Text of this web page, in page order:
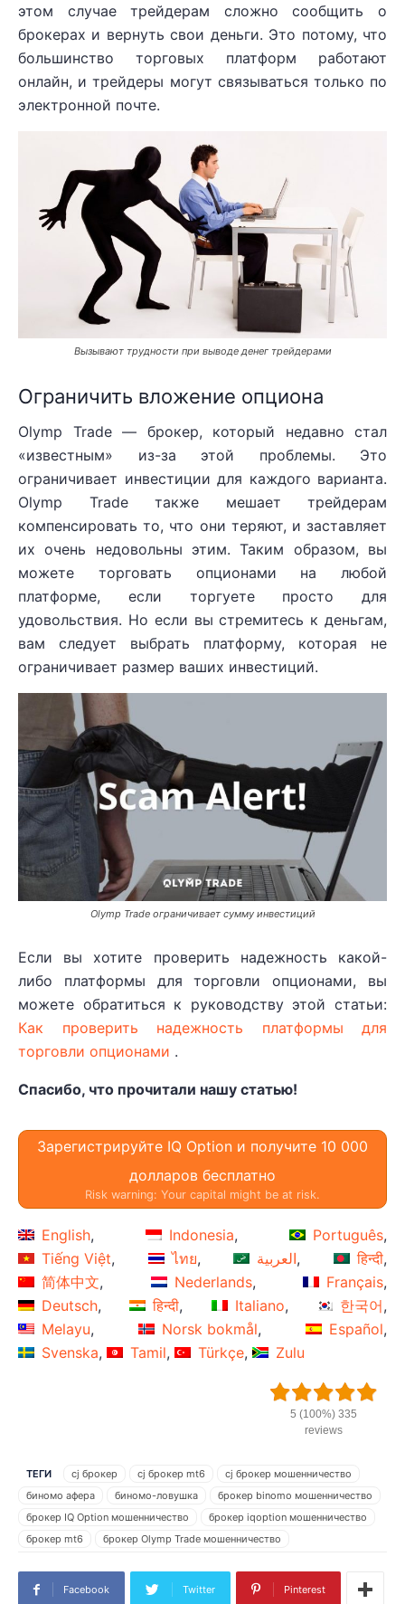
этом случае трейдерам сложно сообщить о
брокерах и вернуть свои деньги. Это потому, что
большинство торговых платформ работают
онлайн, и трейдеры могут связываться только по
электронной почте.
Вызывают трудности при выводе денег трейдерами
Ограничить вложение опциона
Olymp Trade — брокер, который недавно стал
«известным» из-за этой проблемы. Это
ограничивает инвестиции для каждого варианта.
Olymp Trade также мешает трейдерам
компенсировать то, что они теряют, и заставляет
их очень недовольны этим. Таким образом, вы
можете торговать опционами на любой
платформе, если торгуете просто для
удовольствия. Но если вы стремитесь к деньгам,
вам следует выбрать платформу, которая не
ограничивает размер ваших инвестиций.
Olymp Trade ограничивает сумму инвестиций
Если вы хотите проверить надежность какой-
либо платформы для торговли опционами, вы
можете обратиться к руководству этой статьи:
Как проверить надежность платформы для
торговли опционами .
Спасибо, что прочитали нашу статью!
Зарегистрируйте IQ Option и получите 10 000
долларов бесплатно
Risk warning: Your capital might be at risk.
English Indonesia
Português
Tiếng Việt
ไทย العربية
हिन्दी
简体中文
Nederlands
Français
Deutsch
हिन्दी Italiano
한국어
Melayu
Norsk bokmål
Español
Svenska
Tamil Türkçe Zulu
5 (100%) 335
reviews
ТЕГИ cj брокер cj брокер mt6
cj брокер мошенничество
биномо афера
биномо-ловушка
брокер binomo мошенничество
брокер IQ Option мошенничество
брокер iqoption мошенничество
брокер mt6
брокер Olymp Trade мошенничество
брокерский трюк
брокеры жульничают деньги
Facebook Twitter Pinterest